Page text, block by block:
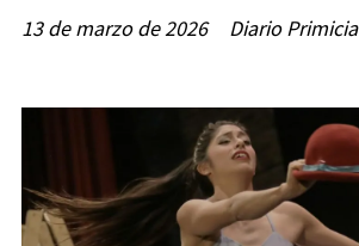
Diario Primicia
13 de marzo de 2026